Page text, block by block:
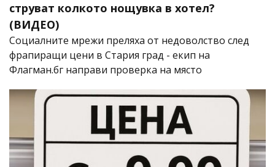
струват колкото нощувка в хотел?
(ВИДЕО)
Социалните мрежи преляха от недоволство след
фрапиращи цени в Стария град - екип на
Флагман.бг направи проверка на място